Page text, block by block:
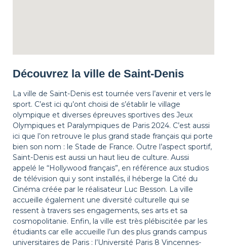
Découvrez la ville de Saint-Denis
La ville de Saint-Denis est tournée vers l’avenir et vers le
sport. C’est ici qu’ont choisi de s’établir le village
olympique et diverses épreuves sportives des Jeux
Olympiques et Paralympiques de Paris 2024. C’est aussi
ici que l’on retrouve le plus grand stade français qui porte
bien son nom : le Stade de France. Outre l’aspect sportif,
Saint-Denis est aussi un haut lieu de culture. Aussi
appelé le “Hollywood français”, en référence aux studios
de télévision qui y sont installés, il héberge la Cité du
Cinéma créée par le réalisateur Luc Besson. La ville
accueille également une diversité culturelle qui se
ressent à travers ses engagements, ses arts et sa
cosmopolitanie. Enfin, la ville est très plébiscitée par les
étudiants car elle accueille l’un des plus grands campus
universitaires de Paris : l’Université Paris 8 Vincennes-